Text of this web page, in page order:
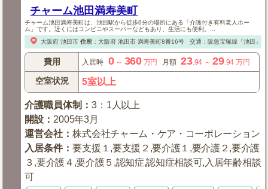
チャーム池田満寿美町
チャーム池田満寿美町は、池田駅から徒歩6分の場所にある「介護付き有料老人ホー
ム」です。近くにはコンビニやスーパーなどもあり、生活にも便利。...
大阪府 池田市 住所： 大阪府 池田市満寿美町8番16号 交通：阪急宝塚線「池田」
費用 入居時 0～ 360 万円 月額 23.94 ～29.94 万円
空室状況 5室以上
介護職員体制 ：3：1人以上
開設 ：2005年3月
運営会社 ：株式会社チャーム・ケア・コーポレーション
入居条件：要支援１,要支援２,要介護１,要介護２,要介護
３,要介護４,要介護５,認知症,認知症相談可,入居年齢相談
可